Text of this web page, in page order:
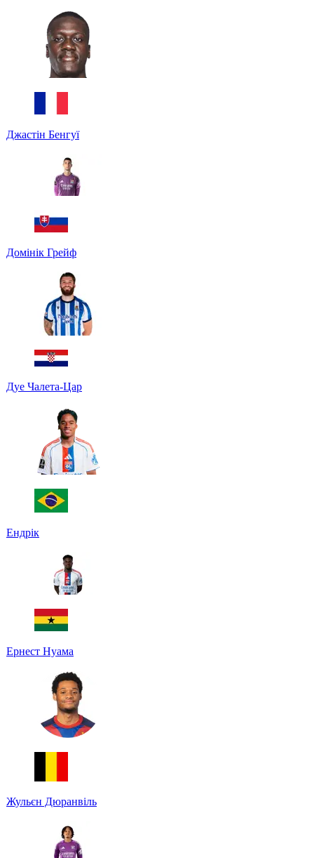
Джастін Бенгуї
Домінік Грейф
Дуе Чалета-Цар
Ендрік
Ернест Нуама
Жульєн Дюранвіль